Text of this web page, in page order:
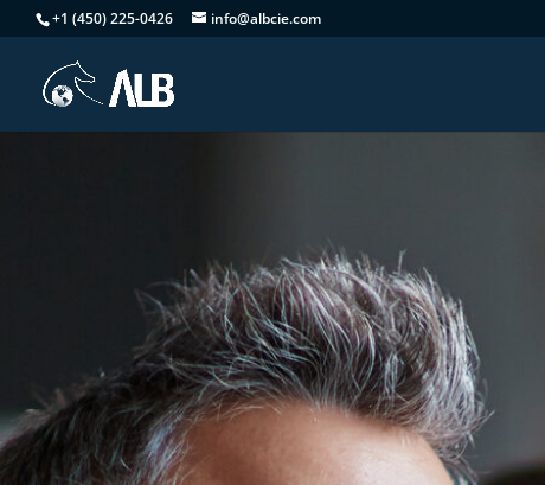
+1 (450) 225-0426 info@albcie.com